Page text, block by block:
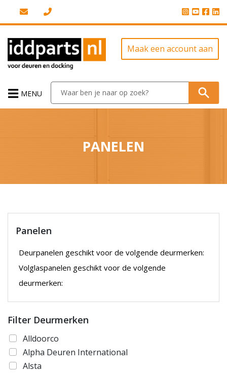
Maak een account aan
MENU
PANELEN
Panelen
Deurpanelen geschikt voor de volgende deurmerken:
Volglaspanelen geschikt voor de volgende
deurmerken:
Filter Deurmerken
Alldoorco
Alpha Deuren International
Alsta